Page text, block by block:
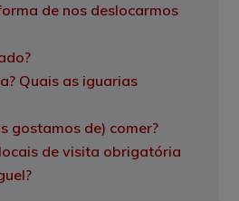
de nos deslocarmos
Quais as iguarias
gostamos de) comer?
de visita obrigatória